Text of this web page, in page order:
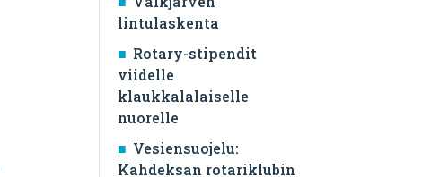
lintulaskenta
Rotary-stipendit
viidelle
klaukkalalaiselle
nuorelle
Vesiensuojelu:
Kahdeksan rotariklubin